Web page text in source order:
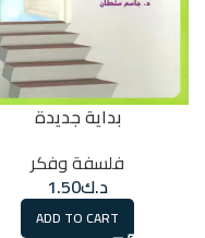
بداية جديدة
فلسفة وفكر
د.ك1.50
ADD TO CART